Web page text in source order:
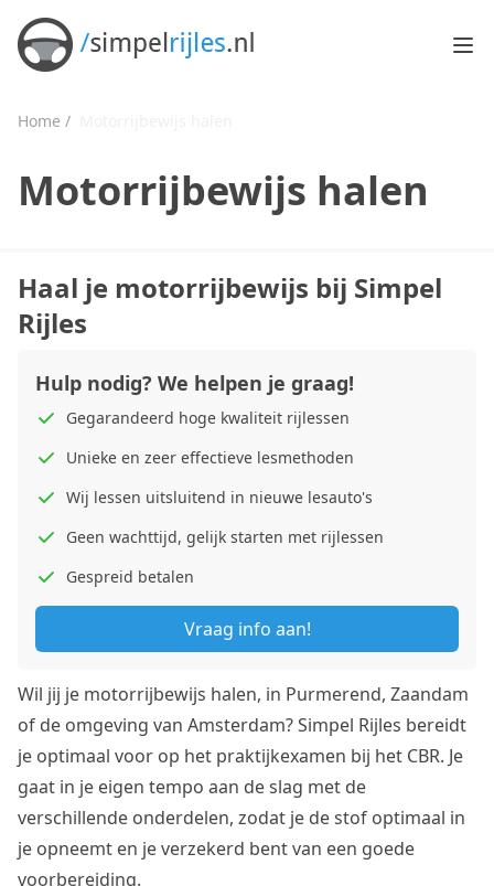
Home /
Motorrijbewijs halen
Haal je motorrijbewijs bij Simpel
Rijles
Hulp nodig? We helpen je graag!
Gegarandeerd hoge kwaliteit rijlessen
Unieke en zeer effectieve lesmethoden
Wij lessen uitsluitend in nieuwe lesauto's
Geen wachttijd, gelijk starten met rijlessen
Gespreid betalen
Vraag info aan!
Wil jij je motorrijbewijs halen, in Purmerend, Zaandam
of de omgeving van Amsterdam? Simpel Rijles bereidt
je optimaal voor op het praktijkexamen bij het CBR. Je
gaat in je eigen tempo aan de slag met de
verschillende onderdelen, zodat je de stof optimaal in
je opneemt en je verzekerd bent van een goede
voorbereiding.